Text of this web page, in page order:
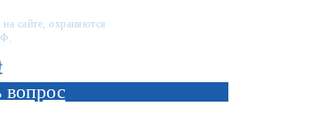
сайте, охраняются
вопрос